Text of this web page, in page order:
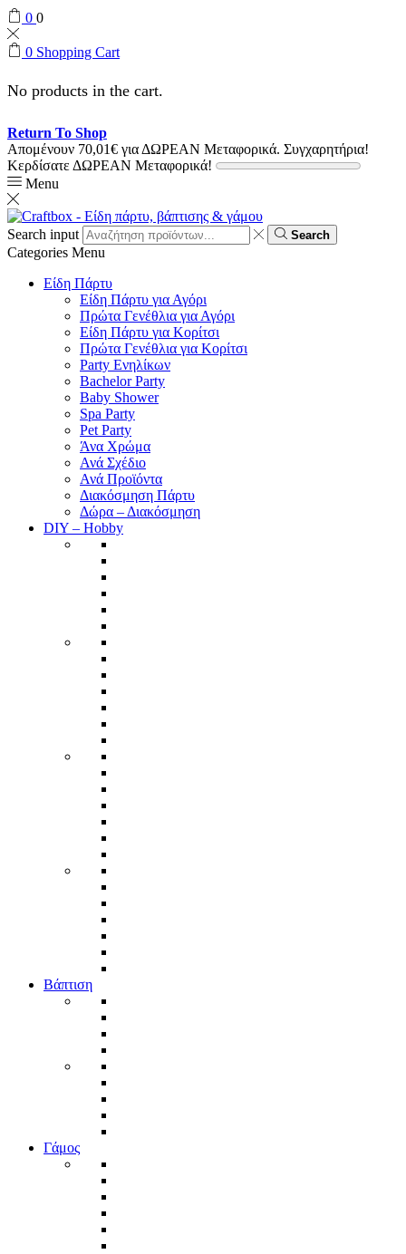
0 0
0 Shopping Cart
No products in the cart.
Return To Shop
Απομένουν 70,01€ για ΔΩΡΕΑΝ Μεταφορικά. Συγχαρητήρια!
Κερδίσατε ΔΩΡΕΑΝ Μεταφορικά!
Menu
Search input Search
Categories Menu
Είδη Πάρτυ
Είδη Πάρτυ για Αγόρι
Πρώτα Γενέθλια για Αγόρι
Είδη Πάρτυ για Κορίτσι
Πρώτα Γενέθλια για Κορίτσι
Party Ενηλίκων
Bachelor Party
Baby Shower
Spa Party
Pet Party
Άνα Χρώμα
Ανά Σχέδιο
Ανά Προϊόντα
Διακόσμηση Πάρτυ
Δώρα – Διακόσμηση
DIY – Hobby
Βάπτιση
Γάμος